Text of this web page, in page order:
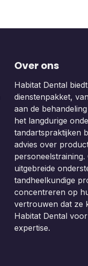
Over ons
Habitat Dental
dienstenpakket,
aan de
het langdurige
tandartspraktijken
advies over
personeelstraining.
uitgebreide
tandheelkundige
concentreren op
vertrouwen dat ze
Habitat Dental
expertise.